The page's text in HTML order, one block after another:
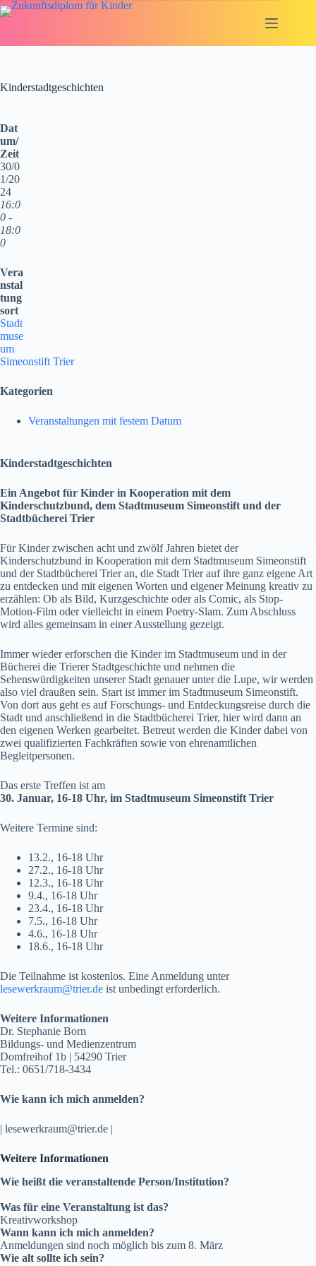
Zum
Inhalt
Kinderstadtgeschichten
Dat
um/
Zeit
30/0
1/20
24
16:0
0 -
18:0
0
Vera
nstal
tung
sort
Stadt
muse
um
Simeonstift Trier
Kategorien
Veranstaltungen mit festem Datum
Kinderstadtgeschichten
Ein Angebot für Kinder in Kooperation mit dem
Kinderschutzbund, dem Stadtmuseum Simeonstift und der
Stadtbücherei Trier
Für Kinder zwischen acht und zwölf Jahren bietet der
Kinderschutzbund in Kooperation mit dem Stadtmuseum Simeonstift
und der Stadtbücherei Trier an, die Stadt Trier auf ihre ganz eigene Art
zu entdecken und mit eigenen Worten und eigener Meinung kreativ zu
erzählen: Ob als Bild, Kurzgeschichte oder als Comic, als Stop-
Motion-Film oder vielleicht in einem Poetry-Slam. Zum Abschluss
wird alles gemeinsam in einer Ausstellung gezeigt.
Immer wieder erforschen die Kinder im Stadtmuseum und in der
Bücherei die Trierer Stadtgeschichte und nehmen die
Sehenswürdigkeiten unserer Stadt genauer unter die Lupe, wir werden
also viel draußen sein. Start ist immer im Stadtmuseum Simeonstift.
Von dort aus geht es auf Forschungs- und Entdeckungsreise durch die
Stadt und anschließend in die Stadtbücherei Trier, hier wird dann an
den eigenen Werken gearbeitet. Betreut werden die Kinder dabei von
zwei qualifizierten Fachkräften sowie von ehrenamtlichen
Begleitpersonen.
Das erste Treffen ist am
30. Januar, 16-18 Uhr, im Stadtmuseum Simeonstift Trier
Weitere Termine sind:
13.2., 16-18 Uhr
27.2., 16-18 Uhr
12.3., 16-18 Uhr
9.4., 16-18 Uhr
23.4., 16-18 Uhr
7.5., 16-18 Uhr
4.6., 16-18 Uhr
18.6., 16-18 Uhr
Die Teilnahme ist kostenlos. Eine Anmeldung unter
lesewerkraum@trier.de ist unbedingt erforderlich.
Weitere Informationen
Dr. Stephanie Born
Bildungs- und Medienzentrum
Domfreihof 1b | 54290 Trier
Tel.: 0651/718-3434
Wie kann ich mich anmelden?
| lesewerkraum@trier.de |
Weitere Informationen
Wie heißt die veranstaltende Person/Institution?
Was für eine Veranstaltung ist das?
Kreativworkshop
Wann kann ich mich anmelden?
Anmeldungen sind noch möglich bis zum 8. März
Wie alt sollte ich sein?